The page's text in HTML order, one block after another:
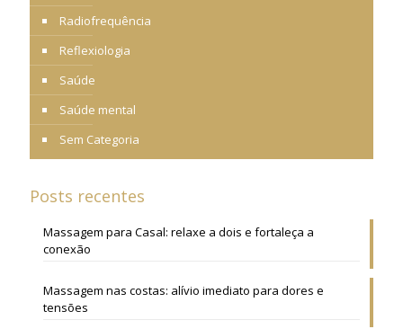
Radiofrequência
Reflexiologia
Saúde
Saúde mental
Sem Categoria
Posts recentes
Massagem para Casal: relaxe a dois e fortaleça a
conexão
Massagem nas costas: alívio imediato para dores e
tensões